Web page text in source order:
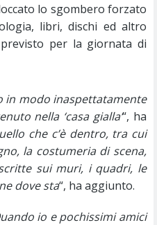
lo sgombero forzato
libri, dischi ed altro
per la giornata di
in modo inaspettatamente
nella ‘casa gialla’“, ha
che c’è dentro, tra cui
la costumeria di scena,
sui muri, i quadri, le
dove sta“, ha aggiunto.
io e pochissimi amici